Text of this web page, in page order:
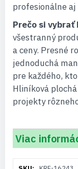
profesionálne
Prečo si
všestranný
a ceny. Presné
jednoduchá
pre každého,
Hliníková
projekty
Viac